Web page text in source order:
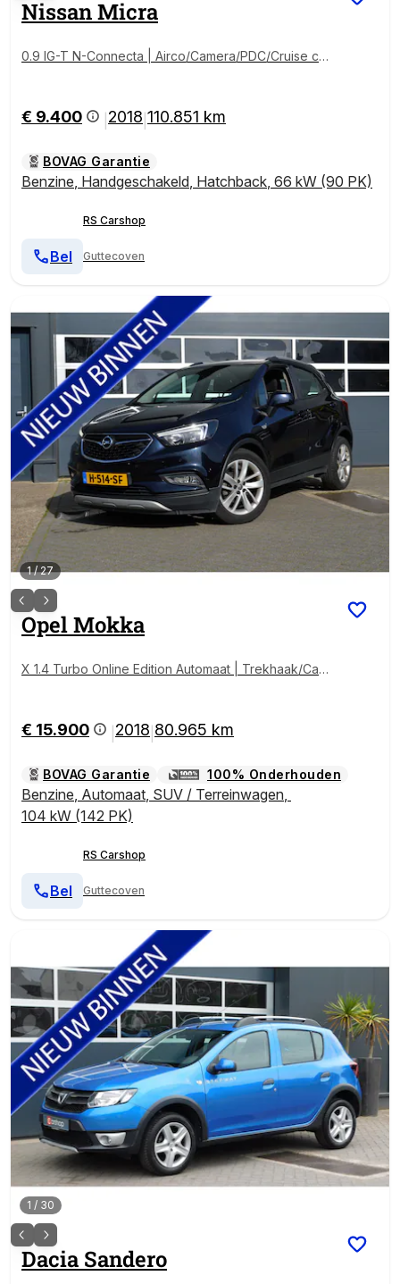
NissanMicra
0.9 IG-T N-Connecta | Airco/Camera/PDC/Cruise con
€ 9.400 2018 110.851 km
BOVAG Garantie
Benzine, Handgeschakeld, Hatchback, 66 kW (90 PK)
RS Carshop
Guttecoven
Bel
1/27
OpelMokka
X 1.4 Turbo Online Edition Automaat | Trekhaak/Cam
€ 15.900 2018 80.965 km
BOVAG Garantie 100% Onderhouden
Benzine, Automaat, SUV / Terreinwagen,
104 kW (142 PK)
RS Carshop
Guttecoven
Bel
1 / 30
Dacia Sandero